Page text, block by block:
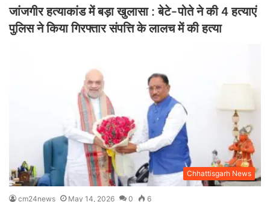
जांजगीर हत्याकांड में बड़ा खुलासा : बेटे-पोते ने की 4 हत्याएं
पुलिस ने किया गिरफ्तार संपत्ति के लालच में की हत्या
Chhattisgarh News
cm24news May 14, 2026 0 6